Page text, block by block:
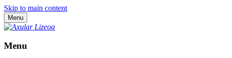
Skip to main content
Menu
Menu